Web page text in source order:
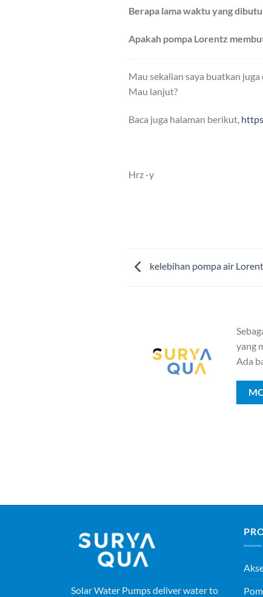
Berapa lama waktu yang
Apakah pompa Lorentz
Mau sekalian saya buatkan
Mau lanjut?
Baca juga halaman berikut,
Hrz -y
kelebihan pompa air
yang
Ada
Solar Water Pumps deliver water to